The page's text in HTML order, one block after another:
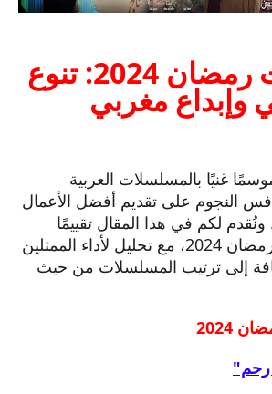
مسلسلات رمضان 2024: تنوع
وإبداع مغربي
غنيًا بالمسلسلات العربية
النجوم على تقديم أفضل الأعمال
لكم في هذا المقال تقييمًا
لبعض مسلسلات رمضان 2024، مع تحليل لأداء الممثلين
إلى ترتيب المسلسلات من حيث
2024